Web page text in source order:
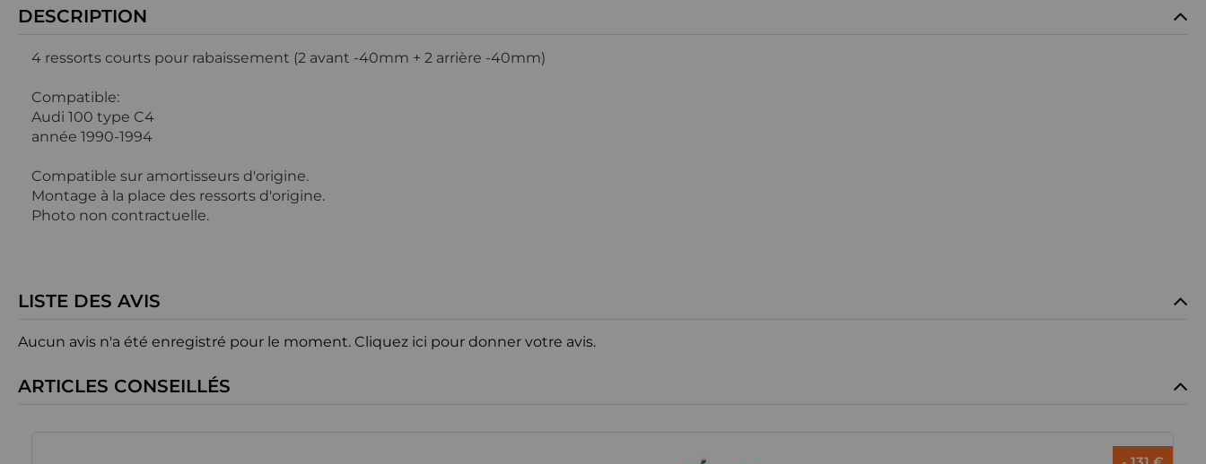
DESCRIPTION
4 ressorts courts pour rabaissement (2 avant -40mm + 2 arrière -40mm)
Compatible:
Audi 100 type C4
année 1990-1994
Compatible sur amortisseurs d'origine.
Montage à la place des ressorts d'origine.
Photo non contractuelle.
LISTE DES AVIS
Aucun avis n'a été enregistré pour le moment. Cliquez ici pour donner votre avis.
ARTICLES CONSEILLÉS